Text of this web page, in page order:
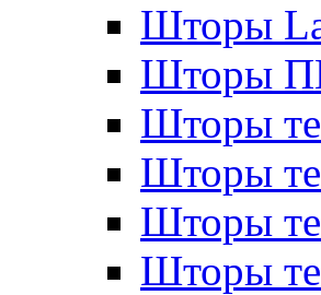
Шторы
Шторы
Шторы
Шторы
Шторы
Шторы